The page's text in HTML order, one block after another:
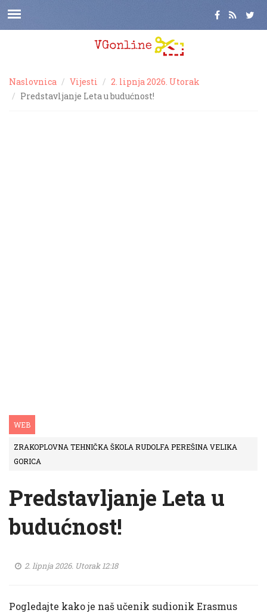
Naslovnica Vijesti
2. lipnja 2026. Utorak
Predstavljanje Leta u budućnost!
WEB
ZRAKOPLOVNA TEHNIČKA ŠKOLA RUDOLFA PEREŠINA VELIKA
GORICA
Predstavljanje Leta u
budućnost!
2. lipnja 2026. Utorak 12:18
Pogledajte kako je naš učenik sudionik Erasmus